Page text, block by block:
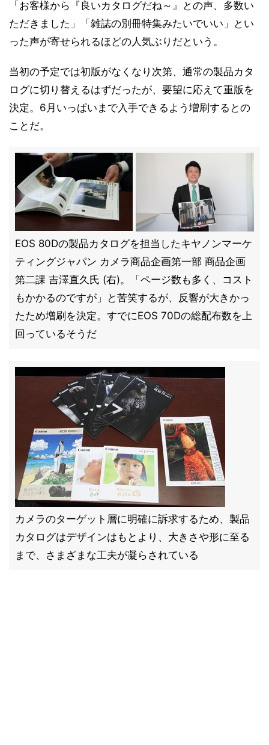
「お客様から『良いカタログだね～』との声、多数い
ただきました」「雑誌の別冊特集みたいでいい」とい
った声が寄せられるほどの人気ぶりだという。
当初の予定では初版がなくなり次第、通常の製品カタ
ログに切り替えるはずだったが、要望に応えて重版を
決定。6月いっぱいまで入手できるよう増刷するとの
ことだ。
EOS 80Dの製品カタログを担当したキヤノンマーケ
ティングジャパン カメラ商品企画第一部 商品企画
第二課 吉澤直久氏 (右)。「ページ数も多く、コスト
もかかるのですが」と苦笑するが、反響が大きかっ
たため増刷を決定。すでにEOS 70Dの総配布数を上
回っているそうだ
カメラのターゲット層に明確に訴求するため、製品
カタログはデザインはもとより、大きさや形に至る
まで、さまざまな工夫が凝らされている